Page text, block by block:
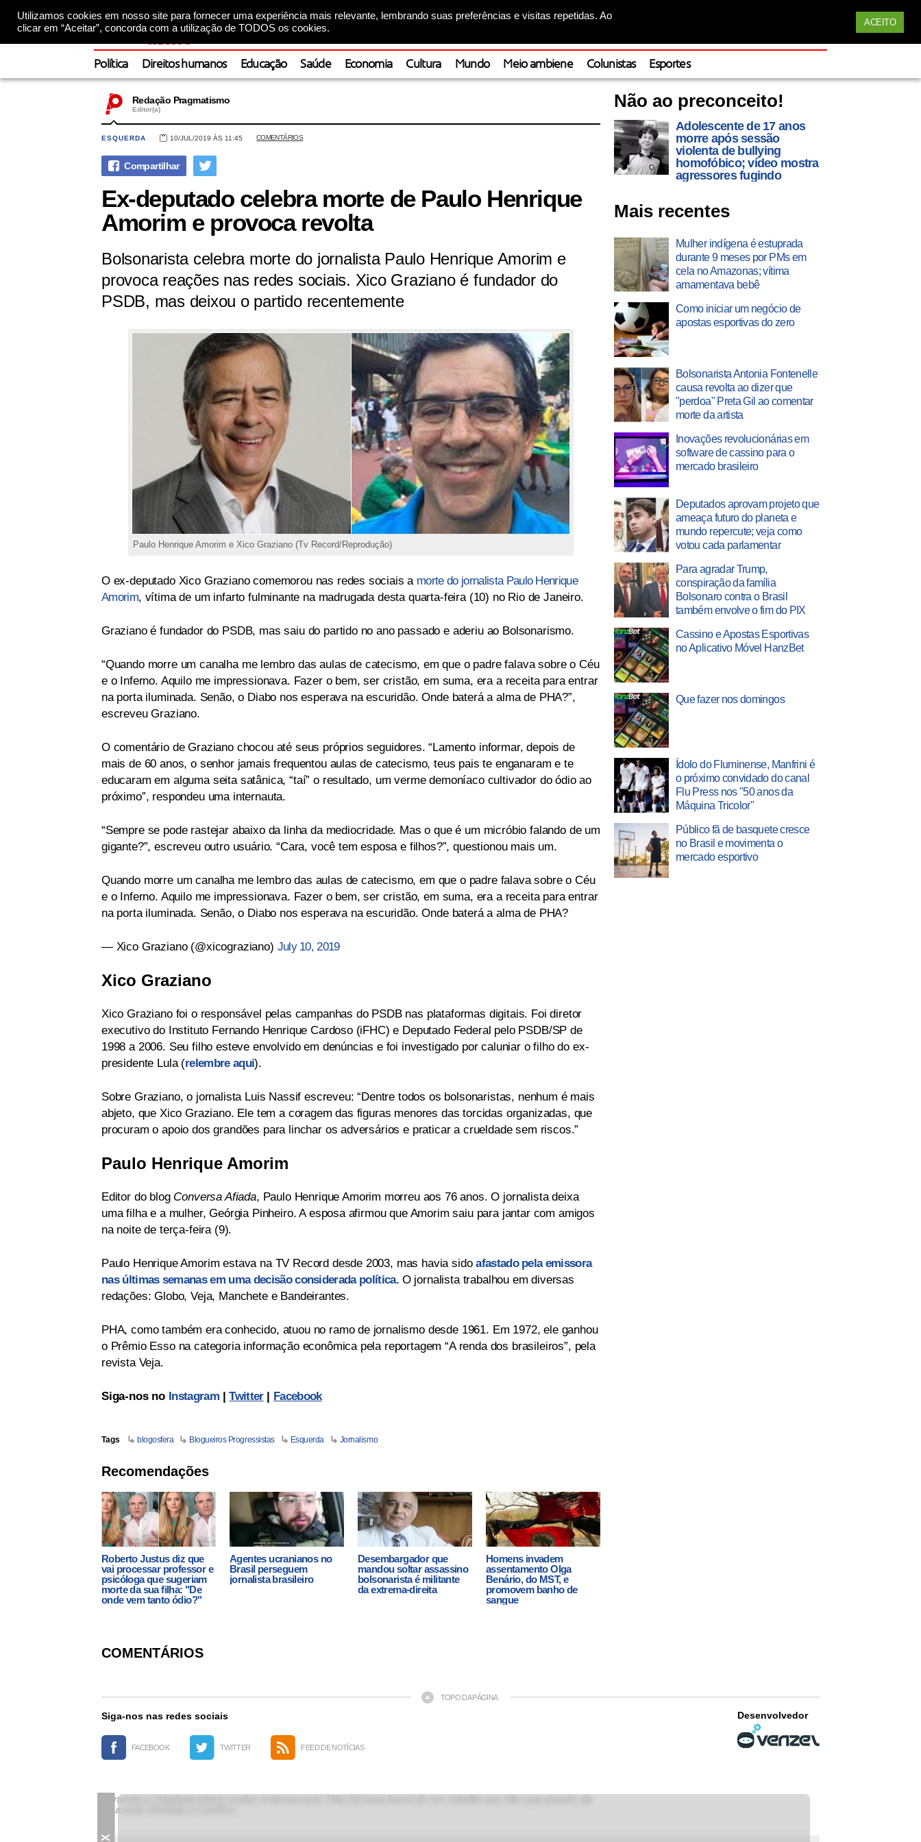
Utilizamos cookies em nosso site para fornecer uma experiência mais relevante, lembrando suas preferências e visitas repetidas. Ao
clicar em “Aceitar”, concorda com a utilização de TODOS os cookies.
ACEITO
Política Direitos humanos Educação Saúde Economia Cultura Mundo Meio ambiene Colunistas Esportes
Redação Pragmatismo
Editor(a)
ESQUERDA 10/JUL/2019 ÀS 11:45 COMENTÁRIOS
Ex-deputado celebra morte de Paulo Henrique
Amorim e provoca revolta
Bolsonarista celebra morte do jornalista Paulo Henrique Amorim e
provoca reações nas redes sociais. Xico Graziano é fundador do
PSDB, mas deixou o partido recentemente
Paulo Henrique Amorim e Xico Graziano (Tv Record/Reprodução)
O ex-deputado Xico Graziano comemorou nas redes sociais a morte do jornalista Paulo Henrique
Amorim, vítima de um infarto fulminante na madrugada desta quarta-feira (10) no Rio de Janeiro.
Graziano é fundador do PSDB, mas saiu do partido no ano passado e aderiu ao Bolsonarismo.
“Quando morre um canalha me lembro das aulas de catecismo, em que o padre falava sobre o Céu
e o Inferno. Aquilo me impressionava. Fazer o bem, ser cristão, em suma, era a receita para entrar
na porta iluminada. Senão, o Diabo nos esperava na escuridão. Onde baterá a alma de PHA?”,
escreveu Graziano.
O comentário de Graziano chocou até seus próprios seguidores. “Lamento informar, depois de
mais de 60 anos, o senhor jamais frequentou aulas de catecismo, teus pais te enganaram e te
educaram em alguma seita satânica, “taí” o resultado, um verme demoníaco cultivador do ódio ao
próximo”, respondeu uma internauta.
“Sempre se pode rastejar abaixo da linha da mediocridade. Mas o que é um micróbio falando de um
gigante?”, escreveu outro usuário. “Cara, você tem esposa e filhos?”, questionou mais um.
Quando morre um canalha me lembro das aulas de catecismo, em que o padre falava sobre o Céu
e o Inferno. Aquilo me impressionava. Fazer o bem, ser cristão, em suma, era a receita para entrar
na porta iluminada. Senão, o Diabo nos esperava na escuridão. Onde baterá a alma de PHA?
— Xico Graziano (@xicograziano) July 10, 2019
Xico Graziano
Xico Graziano foi o responsável pelas campanhas do PSDB nas plataformas digitais. Foi diretor
executivo do Instituto Fernando Henrique Cardoso (iFHC) e Deputado Federal pelo PSDB/SP de
1998 a 2006. Seu filho esteve envolvido em denúncias e foi investigado por caluniar o filho do ex-
presidente Lula (relembre aqui).
Sobre Graziano, o jornalista Luis Nassif escreveu: “Dentre todos os bolsonaristas, nenhum é mais
abjeto, que Xico Graziano. Ele tem a coragem das figuras menores das torcidas organizadas, que
procuram o apoio dos grandões para linchar os adversários e praticar a crueldade sem riscos.”
Paulo Henrique Amorim
Editor do blog Conversa Afiada, Paulo Henrique Amorim morreu aos 76 anos. O jornalista deixa
uma filha e a mulher, Geórgia Pinheiro. A esposa afirmou que Amorim saiu para jantar com amigos
na noite de terça-feira (9).
Paulo Henrique Amorim estava na TV Record desde 2003, mas havia sidoafastado pela emissora
nas últimas semanas em uma decisão considerada política.O jornalista trabalhou em diversas
redações: Globo, Veja, Manchete e Bandeirantes.
PHA, como também era conhecido, atuou no ramo de jornalismo desde 1961. Em 1972, ele ganhou
o Prêmio Esso na categoria informação econômica pela reportagem “A renda dos brasileiros”, pela
revista Veja.
Siga-nos no Instagram|Twitter| Facebook
Tags blogosfera Blogueiros Progressistas Esquerda Jornalismo
Recomendações
Roberto Justus diz que
vai processar professor e
psicóloga que sugeriam
morte da sua filha: "De
onde vem tanto ódio?"
Agentes ucranianos no
Brasil perseguem
jornalista brasileiro
Desembargador que
mandou soltar assassino
bolsonarista é militante
da extrema-direita
Homens invadem
assentamento Olga
Benário, do MST, e
promovem banho de
sangue
COMENTÁRIOS
Não ao preconceito!
Adolescente de 17 anos
morre após sessão
violenta de bullying
homofóbico; vídeo mostra
agressores fugindo
Mais recentes
Mulher indígena é estuprada
durante 9 meses por PMs em
cela no Amazonas; vítima
amamentava bebê
Como iniciar um negócio de
apostas esportivas do zero
Bolsonarista Antonia Fontenelle
causa revolta ao dizer que
"perdoa" Preta Gil ao comentar
morte da artista
Inovações revolucionárias em
software de cassino para o
mercado brasileiro
Deputados aprovam projeto que
ameaça futuro do planeta e
mundo repercute; veja como
votou cada parlamentar
Para agradar Trump,
conspiração da família
Bolsonaro contra o Brasil
também envolve o fim do PIX
Cassino e Apostas Esportivas
no Aplicativo Móvel HanzBet
Que fazer nos domingos
Ídolo do Fluminense, Manfrini é
o próximo convidado do canal
Flu Press nos "50 anos da
Máquina Tricolor"
Público fã de basquete cresce
no Brasil e movimenta o
mercado esportivo
TOPO DA PÁGINA
Siga-nos nas redes sociais
FACEBOOK TWITTER FEED DE NOTÍCIAS
Somente a cidadania plena conduz à democracia. Não há outra forma de ser cidadão que não seja através da
educação ideológica e política.
Desenvolvedor
X